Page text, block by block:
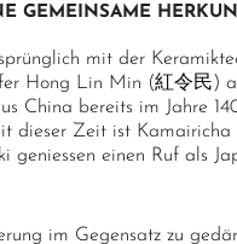
GEMEINSAME
mit der
Hong Lin Min (紅令民)
China bereits im Jahre
dieser Zeit ist
einen Ruf als
im Gegensatz zu